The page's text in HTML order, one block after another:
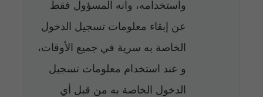
واستخدامه، وانه المسؤول فقط
عن إبقاء معلومات تسجيل الدخول
الخاصة به سرية في جميع الأوقات،
و عند استخدام معلومات تسجيل
الدخول الخاصة به من قبل أي